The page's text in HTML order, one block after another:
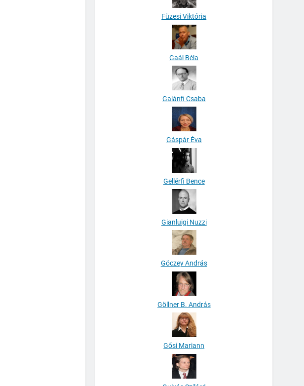
Füzesi Viktória
Gaál Béla
Galánfi Csaba
Gáspár Éva
Gellérfi Bence
Gianluigi Nuzzi
Göczey András
Göllner B. András
Gősi Mariann